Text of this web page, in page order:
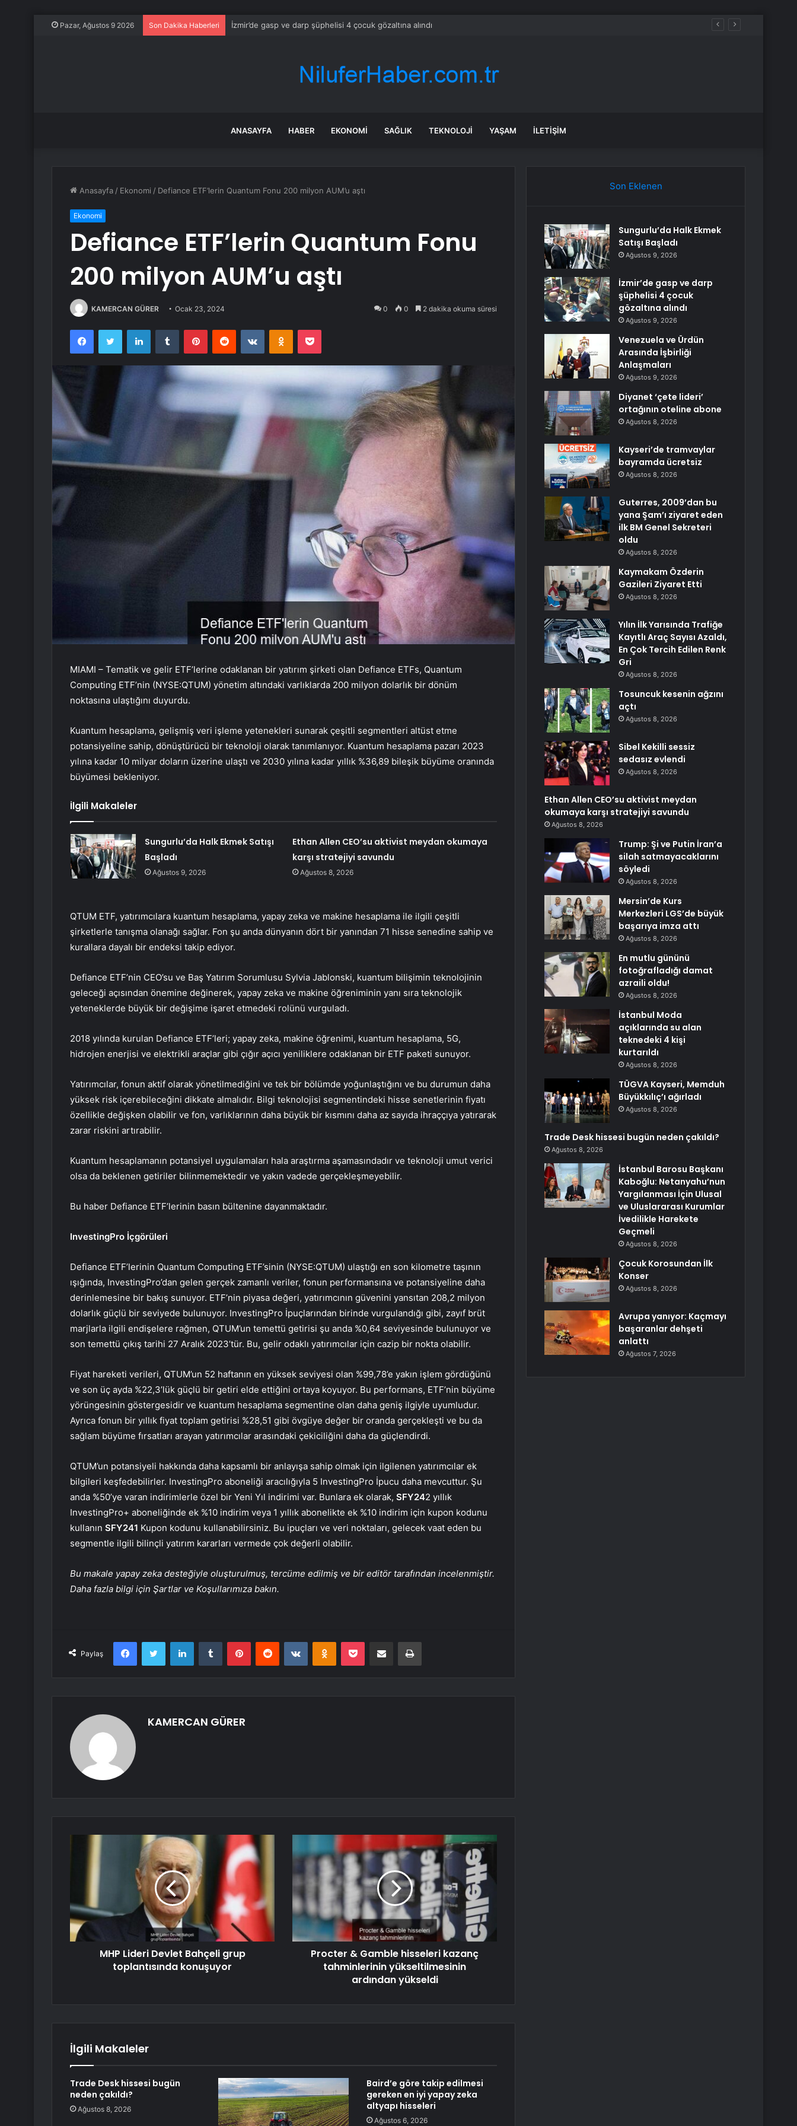
Pazar, Ağustos 9 2026 Son Dakika Haberleri İzmir’de gasp ve darp şüphelisi 4 çocuk gözaltına alındı
ANASAYFA HABER EKONOMI SAĞLIK TEKNOLOJI YAŞAM İLETIŞIM
Anasayfa / Ekonomi / Defiance ETF’lerin Quantum Fonu 200 milyon AUM’u aştı
Ekonomi
Defiance ETF’lerin Quantum Fonu
200 milyon AUM’u aştı
KAMERCAN GÜRER Ocak 23, 2024 0 0 2 dakika okuma süresi
FacebookTwitter LinkedInTumblr PinterestReddit VKontakteOdnoklassniki
Pocket
MIAMI – Tematik ve gelir ETF’lerine odaklanan bir yatırım şirketi olan Defiance ETFs, Quantum
Computing ETF’nin (NYSE:QTUM) yönetim altındaki varlıklarda 200 milyon dolarlık bir dönüm
noktasına ulaştığını duyurdu.
Kuantum hesaplama, gelişmiş veri işleme yetenekleri sunarak çeşitli segmentleri altüst etme
potansiyeline sahip, dönüştürücü bir teknoloji olarak tanımlanıyor. Kuantum hesaplama pazarı 2023
yılına kadar 10 milyar doların üzerine ulaştı ve 2030 yılına kadar yıllık %36,89 bileşik büyüme oranında
büyümesi bekleniyor.
İlgili Makaleler
Sungurlu’da Halk Ekmek Satışı
Başladı
Ağustos 9, 2026
Ethan Allen CEO’su aktivist meydan okumaya
karşı stratejiyi savundu
Ağustos 8, 2026
QTUM ETF, yatırımcılara kuantum hesaplama, yapay zeka ve makine hesaplama ile ilgili çeşitli
şirketlerle tanışma olanağı sağlar. Fon şu anda dünyanın dört bir yanından 71 hisse senedine sahip ve
kurallara dayalı bir endeksi takip ediyor.
Defiance ETF’nin CEO’su ve Baş Yatırım Sorumlusu Sylvia Jablonski, kuantum bilişimin teknolojinin
geleceği açısından önemine değinerek, yapay zeka ve makine öğreniminin yanı sıra teknolojik
yeteneklerde büyük bir değişime işaret etmedeki rolünü vurguladı.
2018 yılında kurulan Defiance ETF’leri; yapay zeka, makine öğrenimi, kuantum hesaplama, 5G,
hidrojen enerjisi ve elektrikli araçlar gibi çığır açıcı yeniliklere odaklanan bir ETF paketi sunuyor.
Yatırımcılar, fonun aktif olarak yönetilmediğini ve tek bir bölümde yoğunlaştığını ve bu durumun daha
yüksek risk içerebileceğini dikkate almalıdır. Bilgi teknolojisi segmentindeki hisse senetlerinin fiyatı
özellikle değişken olabilir ve fon, varlıklarının daha büyük bir kısmını daha az sayıda ihraççıya yatırarak
zarar riskini artırabilir.
Kuantum hesaplamanın potansiyel uygulamaları hala araştırma aşamasındadır ve teknoloji umut verici
olsa da beklenen getiriler bilinmemektedir ve yakın vadede gerçekleşmeyebilir.
Bu haber Defiance ETF’lerinin basın bültenine dayanmaktadır.
InvestingPro İçgörüleri
Defiance ETF’lerinin Quantum Computing ETF’sinin (NYSE:QTUM) ulaştığı en son kilometre taşının
ışığında, InvestingPro’dan gelen gerçek zamanlı veriler, fonun performansına ve potansiyeline daha
derinlemesine bir bakış sunuyor. ETF’nin piyasa değeri, yatırımcının güvenini yansıtan 208,2 milyon
dolarlık güçlü bir seviyede bulunuyor. InvestingPro İpuçlarından birinde vurgulandığı gibi, zayıf brüt
marjlarla ilgili endişelere rağmen, QTUM’un temettü getirisi şu anda %0,64 seviyesinde bulunuyor ve
son temettü çıkış tarihi 27 Aralık 2023’tür. Bu, gelir odaklı yatırımcılar için cazip bir nokta olabilir.
Fiyat hareketi verileri, QTUM’un 52 haftanın en yüksek seviyesi olan %99,78’e yakın işlem gördüğünü
ve son üç ayda %22,3’lük güçlü bir getiri elde ettiğini ortaya koyuyor. Bu performans, ETF’nin büyüme
yörüngesinin göstergesidir ve kuantum hesaplama segmentine olan daha geniş ilgiyle uyumludur.
Ayrıca fonun bir yıllık fiyat toplam getirisi %28,51 gibi övgüye değer bir oranda gerçekleşti ve bu da
sağlam büyüme fırsatları arayan yatırımcılar arasındaki çekiciliğini daha da güçlendirdi.
QTUM’un potansiyeli hakkında daha kapsamlı bir anlayışa sahip olmak için ilgilenen yatırımcılar ek
bilgileri keşfedebilirler. InvestingPro aboneliği aracılığıyla 5 InvestingPro İpucu daha mevcuttur. Şu
anda %50’ye varan indirimlerle özel bir Yeni Yıl indirimi var. Bunlara ek olarak, SFY242 yıllık
InvestingPro+ aboneliğinde ek %10 indirim veya 1 yıllık abonelikte ek %10 indirim için kupon kodunu
kullanın SFY241 Kupon kodunu kullanabilirsiniz. Bu ipuçları ve veri noktaları, gelecek vaat eden bu
segmentle ilgili bilinçli yatırım kararları vermede çok değerli olabilir.
Bu makale yapay zeka desteğiyle oluşturulmuş, tercüme edilmiş ve bir editör tarafından incelenmiştir.
Daha fazla bilgi için Şartlar ve Koşullarımıza bakın.
Paylaş
FacebookTwitter LinkedInTumblr PinterestReddit VKontakteOdnoklassniki
Pocket E-Posta ile paylaş Yazdır
KAMERCAN GÜRER
MHP Lideri Devlet Bahçeli grup
toplantısında konuşuyor
Procter & Gamble hisseleri kazanç
tahminlerinin yükseltilmesinin
ardından yükseldi
İlgili Makaleler
Trade Desk hissesi bugün
neden çakıldı?
Ağustos 8, 2026
Baird’e göre takip edilmesi
gereken en iyi yapay zeka
altyapı hisseleri
Ağustos 6, 2026
Son Eklenen
Sungurlu’da Halk Ekmek
Satışı Başladı
Ağustos 9, 2026
İzmir’de gasp ve darp
şüphelisi 4 çocuk
gözaltına alındı
Ağustos 9, 2026
Venezuela ve Ürdün
Arasında İşbirliği
Anlaşmaları
Ağustos 9, 2026
Diyanet ‘çete lideri’
ortağının oteline abone
Ağustos 8, 2026
Kayseri’de tramvaylar
bayramda ücretsiz
Ağustos 8, 2026
Guterres, 2009’dan bu
yana Şam’ı ziyaret eden
ilk BM Genel Sekreteri
oldu
Ağustos 8, 2026
Kaymakam Özderin
Gazileri Ziyaret Etti
Ağustos 8, 2026
Yılın İlk Yarısında Trafiğe
Kayıtlı Araç Sayısı Azaldı,
En Çok Tercih Edilen Renk
Gri
Ağustos 8, 2026
Tosuncuk kesenin ağzını
açtı
Ağustos 8, 2026
Sibel Kekilli sessiz
sedasız evlendi
Ağustos 8, 2026
Ethan Allen CEO’su aktivist meydan
okumaya karşı stratejiyi savundu
Ağustos 8, 2026
Trump: Şi ve Putin İran’a
silah satmayacaklarını
söyledi
Ağustos 8, 2026
Mersin’de Kurs
Merkezleri LGS’de büyük
başarıya imza attı
Ağustos 8, 2026
En mutlu gününü
fotoğrafladığı damat
azraili oldu!
Ağustos 8, 2026
İstanbul Moda
açıklarında su alan
teknedeki 4 kişi
kurtarıldı
Ağustos 8, 2026
TÜGVA Kayseri, Memduh
Büyükkılıç’ı ağırladı
Ağustos 8, 2026
Trade Desk hissesi bugün neden çakıldı?
Ağustos 8, 2026
İstanbul Barosu Başkanı
Kaboğlu: Netanyahu’nun
Yargılanması İçin Ulusal
ve Uluslararası Kurumlar
İvedilikle Harekete
Geçmeli
Ağustos 8, 2026
Çocuk Korosundan İlk
Konser
Ağustos 8, 2026
Avrupa yanıyor: Kaçmayı
başaranlar dehşeti
anlattı
Ağustos 7, 2026